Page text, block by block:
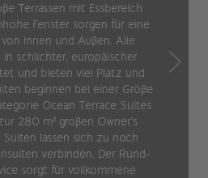
Terrassen mit Essbereich
Fenster sorgen für eine
Innen und Außen. Alle
schlichter, europäischer
und bieten viel Platz und
beginnen bei einer Größe
Ocean Terrace Suites
280 m² großen Owner's
Suiten lassen sich zu noch
verbinden. Der Rund-
sorgt für vollkommene